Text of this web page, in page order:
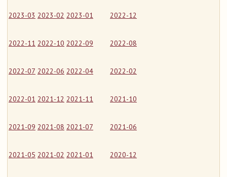
2023-03 2023-02 2023-01 2022-12
2022-11 2022-10 2022-09 2022-08
2022-07 2022-06 2022-04 2022-02
2022-01 2021-12 2021-11 2021-10
2021-09 2021-08 2021-07 2021-06
2021-05 2021-02 2021-01 2020-12